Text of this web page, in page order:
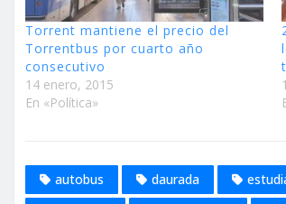
Torrent mantiene el precio del
Torrentbus por cuarto año
consecutivo
14 enero, 2015
En «Política»
autobus daurada